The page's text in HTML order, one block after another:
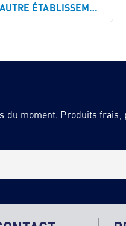
ÉTABLISSEMENT
du moment. Produits